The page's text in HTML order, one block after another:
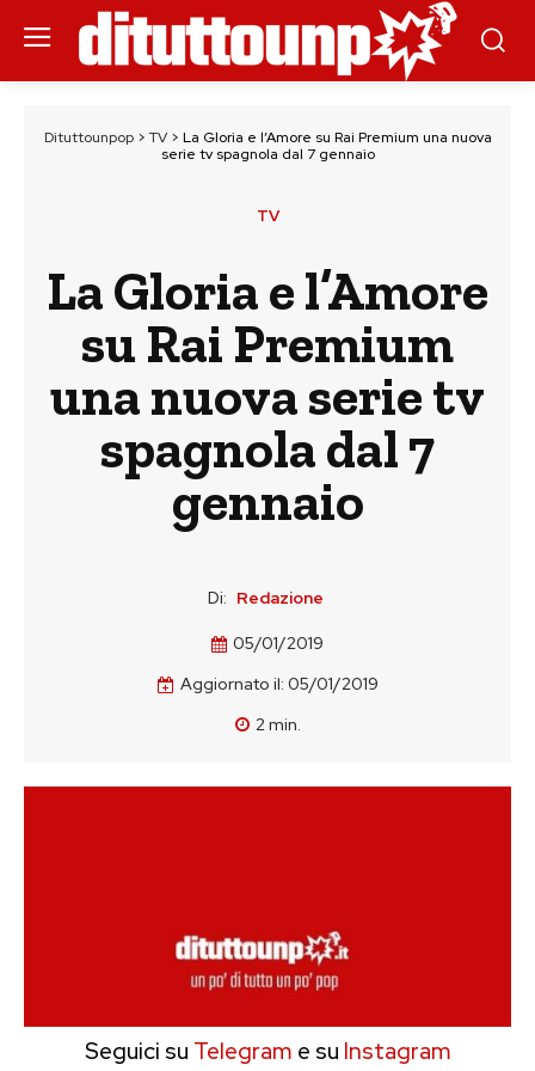
Dituttounpop> TV> La Gloria e l’Amore su Rai Premium una nuova
serie tv spagnola dal 7 gennaio
TV
La Gloria e l’Amore
su Rai Premium
una nuova serie tv
spagnola dal 7
gennaio
Di: Redazione
05/01/2019
Aggiornato il: 05/01/2019
2min.
Seguici su Telegram e su Instagram